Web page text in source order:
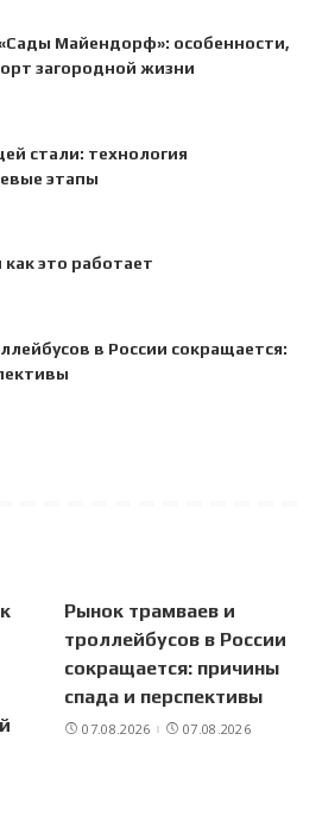
Майендорф»: особенности,
загородной жизни
стали: технология
этапы
это работает
в России сокращается:
Рынок трамваев и
троллейбусов в России
сокращается: причины
спада и перспективы
07.08.2026 07.08.2026